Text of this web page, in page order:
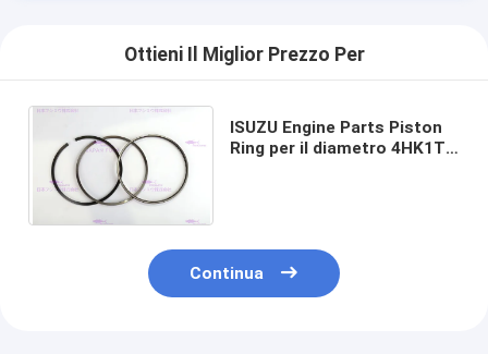
Ottieni Il Miglior Prezzo Per
ISUZU Engine Parts Piston
Ring per il diametro 4HK1TC
Continua